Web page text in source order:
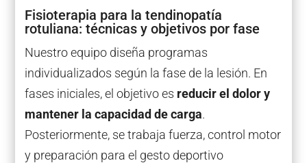
Fisioterapia para la tendinopatía
rotuliana: técnicas y objetivos por fase
Nuestro equipo diseña programas
individualizados según la fase de la lesión. En
fases iniciales, el objetivo es reducir el dolor y
mantener la capacidad de carga.
Posteriormente, se trabaja fuerza, control motor
y preparación para el gesto deportivo